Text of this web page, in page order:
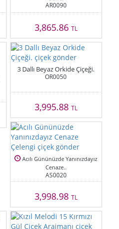
AR0090
3,865.86 TL
3 Dallı Beyaz Orkide Çiçeği.
OR0050
3,995.88 TL
Acılı Gününüzde Yanınızdayız
Cenaze..
AS0020
3,998.98 TL